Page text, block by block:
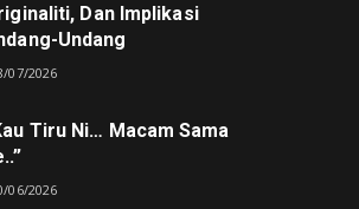
Dan Implikasi
Undang
07/2026
Tiru Ni… Macam Sama
06/2026